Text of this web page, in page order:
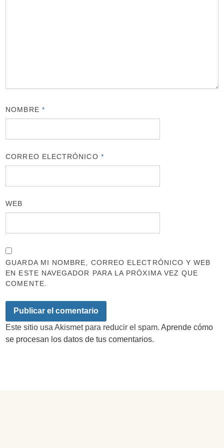
NOMBRE *
CORREO ELECTRÓNICO *
WEB
GUARDA MI NOMBRE, CORREO ELECTRÓNICO Y WEB
EN ESTE NAVEGADOR PARA LA PRÓXIMA VEZ QUE
COMENTE.
Este sitio usa Akismet para reducir el spam.Aprende cómo
se procesan los datos de tus comentarios.